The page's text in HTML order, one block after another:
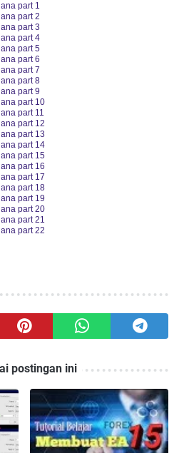
part 1
part 2
part 3
part 4
part 5
part 6
part 7
part 8
part 9
part 10
part 11
part 12
part 13
part 14
part 15
part 16
part 17
part 18
part 19
part 20
part 21
part 22
postingan ini